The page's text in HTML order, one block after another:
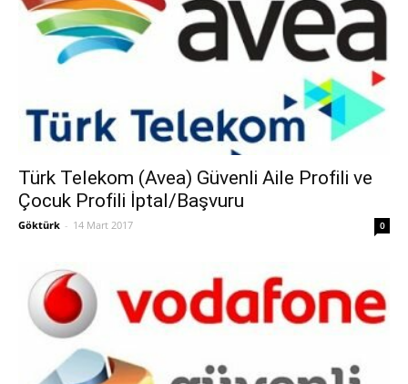
Türk Telekom (Avea) Güvenli Aile Profili ve
Çocuk Profili İptal/Başvuru
Göktürk - 14 Mart 2017 0